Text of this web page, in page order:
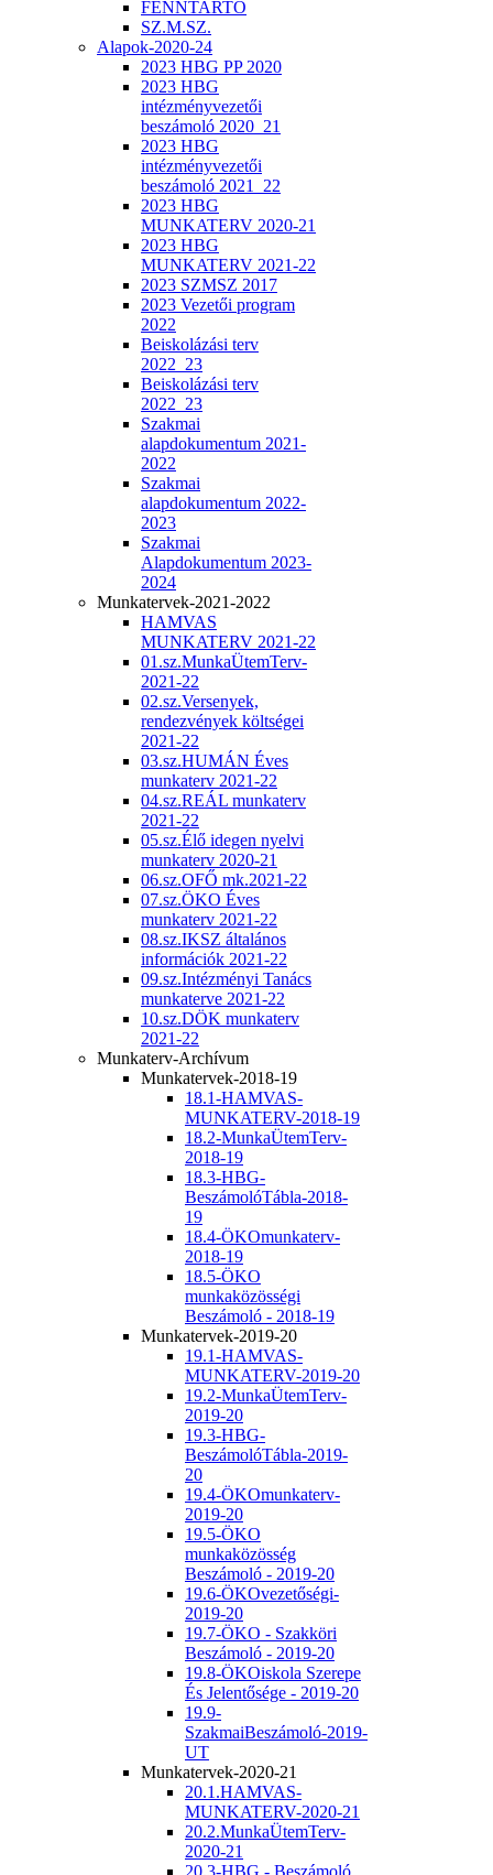
FENNTARTÓ
SZ.M.SZ.
Alapok-2020-24
2023 HBG PP 2020
2023 HBG
intézményvezetői
beszámoló 2020_21
2023 HBG
intézményvezetői
beszámoló 2021_22
2023 HBG
MUNKATERV 2020-21
2023 HBG
MUNKATERV 2021-22
2023 SZMSZ 2017
2023 Vezetői program
2022
Beiskolázási terv
2022_23
Beiskolázási terv
2022_23
Szakmai
alapdokumentum 2021-
2022
Szakmai
alapdokumentum 2022-
2023
Szakmai
Alapdokumentum 2023-
2024
Munkatervek-2021-2022
HAMVAS
MUNKATERV 2021-22
01.sz.MunkaÜtemTerv-
2021-22
02.sz.Versenyek,
rendezvények költségei
2021-22
03.sz.HUMÁN Éves
munkaterv 2021-22
04.sz.REÁL munkaterv
2021-22
05.sz.Élő idegen nyelvi
munkaterv 2020-21
06.sz.OFŐ mk.2021-22
07.sz.ÖKO Éves
munkaterv 2021-22
08.sz.IKSZ általános
információk 2021-22
09.sz.Intézményi Tanács
munkaterve 2021-22
10.sz.DÖK munkaterv
2021-22
Munkaterv-Archívum
Munkatervek-2018-19
18.1-HAMVAS-
MUNKATERV-2018-19
18.2-MunkaÜtemTerv-
2018-19
18.3-HBG-
BeszámolóTábla-2018-
19
18.4-ÖKOmunkaterv-
2018-19
18.5-ÖKO
munkaközösségi
Beszámoló - 2018-19
Munkatervek-2019-20
19.1-HAMVAS-
MUNKATERV-2019-20
19.2-MunkaÜtemTerv-
2019-20
19.3-HBG-
BeszámolóTábla-2019-
20
19.4-ÖKOmunkaterv-
2019-20
19.5-ÖKO
munkaközösség
Beszámoló - 2019-20
19.6-ÖKOvezetőségi-
2019-20
19.7-ÖKO - Szakköri
Beszámoló - 2019-20
19.8-ÖKOiskola Szerepe
És Jelentősége - 2019-20
19.9-
SzakmaiBeszámoló-2019-
UT
Munkatervek-2020-21
20.1.HAMVAS-
MUNKATERV-2020-21
20.2.MunkaÜtemTerv-
2020-21